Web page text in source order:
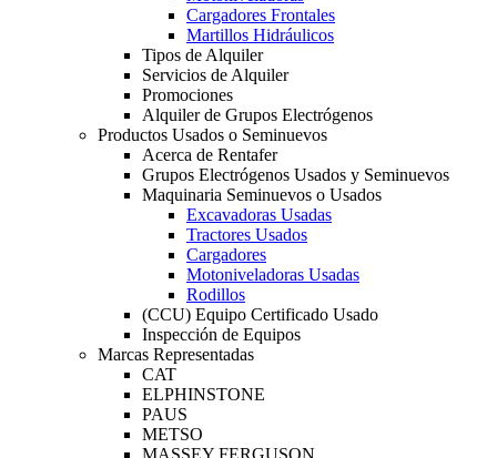
Cargadores Frontales
Martillos Hidráulicos
Tipos de Alquiler
Servicios de Alquiler
Promociones
Alquiler de Grupos Electrógenos
Productos Usados o Seminuevos
Acerca de Rentafer
Grupos Electrógenos Usados y Seminuevos
Maquinaria Seminuevos o Usados
Excavadoras Usadas
Tractores Usados
Cargadores
Motoniveladoras Usadas
Rodillos
(CCU) Equipo Certificado Usado
Inspección de Equipos
Marcas Representadas
CAT
ELPHINSTONE
PAUS
METSO
MASSEY FERGUSON